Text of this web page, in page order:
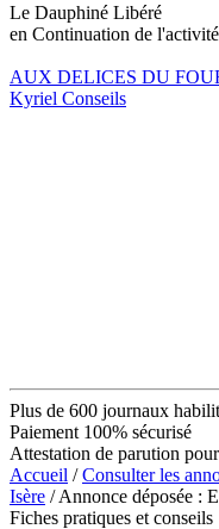
Le Dauphiné Libéré
en Continuation de
AUX DELICES DU
Kyriel Conseils
Plus de 600 journaux
Paiement 100% sécurisé
Attestation de parution
Accueil /Consulter les
Isère / Annonce déposée :
Fiches pratiques et conseils